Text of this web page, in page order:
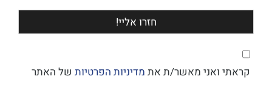
קראתי ואני מאשר/ת את מדיניות הפרטיות של האתר